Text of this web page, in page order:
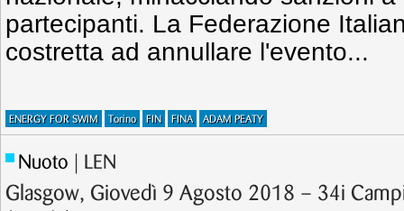
partecipanti. La Federazione
costretta ad annullare l'evento...
ENERGY FOR SWIM Torino FIN FINA ADAM PEATY
Nuoto | LEN
Glasgow, Giovedì 9 Agosto 2018 – 34i